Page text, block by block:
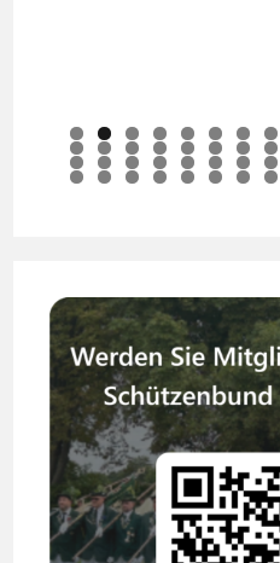
6 7 8 9 0 1 2 3
1 2 3 4 5 6 7 8
6 7 8 9 0 1 2 3